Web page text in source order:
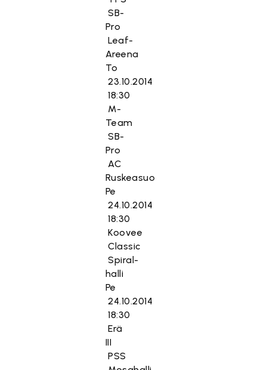
SB-
Pro
Leaf-
Areena
To
23.10.2014
18:30
M-
Team
SB-
Pro
AC
Ruskeasuo
Pe
24.10.2014
18:30
Koovee
Classic
Spiral-
halli
Pe
24.10.2014
18:30
Erä
III
PSS